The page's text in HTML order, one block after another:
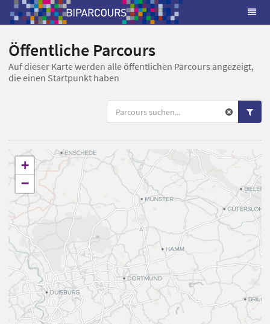
Öffentliche Parcours
Auf dieser Karte werden alle öffentlichen Parcours angezeigt,
die einen Startpunkt haben
+
−